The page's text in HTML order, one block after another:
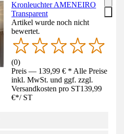
Kronleuchter AMENEIRO
Transparent
Artikel wurde noch nicht
bewertet.
(0)
Preis — 139,99 € * Alle Preise
inkl. MwSt. und ggf. zzgl.
Versandkosten pro ST139,99
€*/ ST